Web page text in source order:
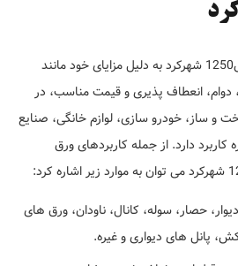
ورق گالوانیزه 1.25 میل عرض1250 شهرکرد به دلیل مزایای خود مانند
دوام، انعطاف پذیری و قیمت مناسب، در
و ساز، خودرو سازی، لوازم خانگی، صنایع
کاربرد دارد. از جمله کاربردهای ورق
حصار، سوله، کانال، ناودان، ورق های
پانل های دیواری و غیره.